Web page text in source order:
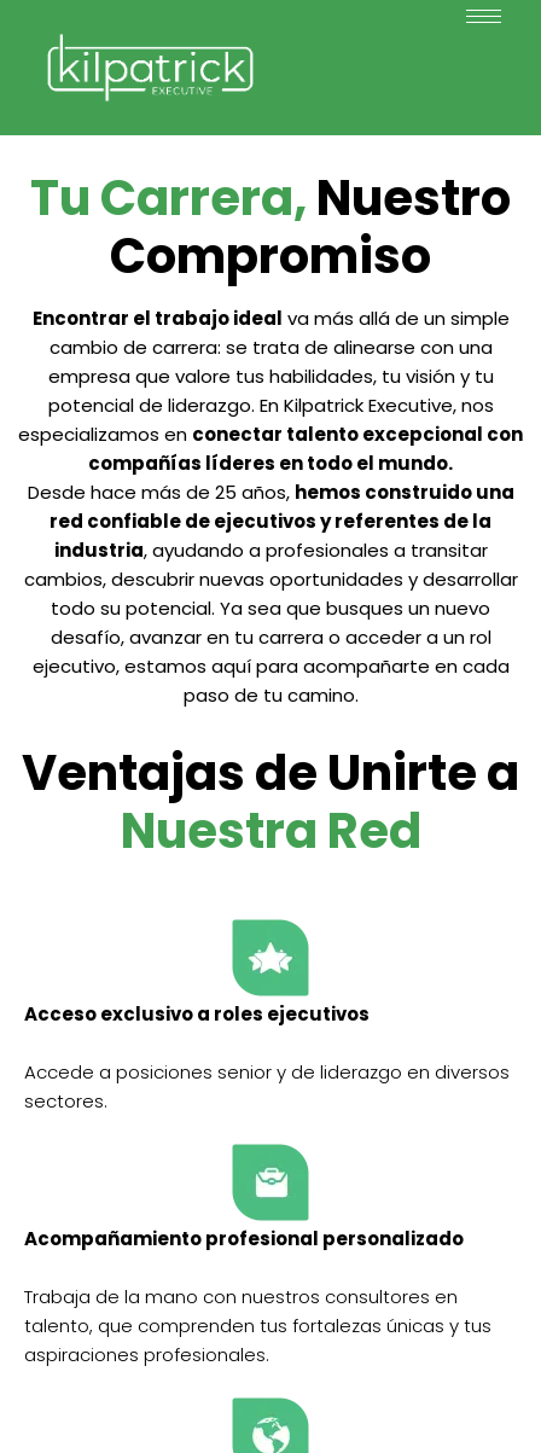
Tu Carrera,Nuestro
Compromiso
Encontrar el trabajo ideal va más allá de un simple
cambio de carrera: se trata de alinearse con una
empresa que valore tus habilidades, tu visión y tu
potencial de liderazgo. En Kilpatrick Executive, nos
especializamos en conectar talento excepcional con
compañías líderes en todo el mundo.
Desde hace más de 25 años, hemos construido una
red confiable de ejecutivos y referentes de la
industria, ayudando a profesionales a transitar
cambios, descubrir nuevas oportunidades y desarrollar
todo su potencial. Ya sea que busques un nuevo
desafío, avanzar en tu carrera o acceder a un rol
ejecutivo, estamos aquí para acompañarte en cada
paso de tu camino.
Ventajas de Unirte a
Nuestra Red
Acceso exclusivo a roles ejecutivos
Accede a posiciones senior y de liderazgo en diversos
sectores.
Acompañamiento profesional personalizado
Trabaja de la mano con nuestros consultores en
talento, que comprenden tus fortalezas únicas y tus
aspiraciones profesionales.